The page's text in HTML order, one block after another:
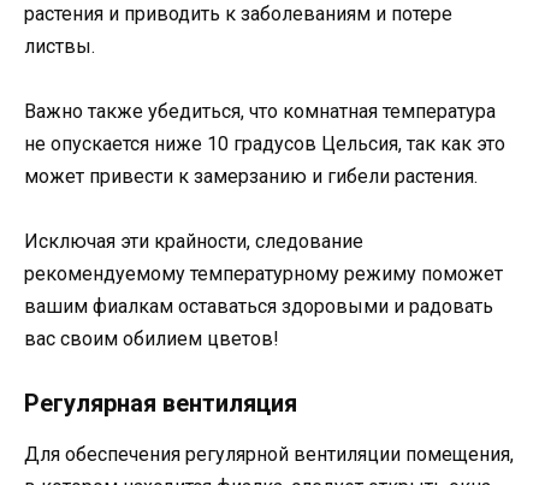
растения и приводить к заболеваниям и потере
листвы.
Важно также убедиться, что комнатная температура
не опускается ниже 10 градусов Цельсия, так как это
может привести к замерзанию и гибели растения.
Исключая эти крайности, следование
рекомендуемому температурному режиму поможет
вашим фиалкам оставаться здоровыми и радовать
вас своим обилием цветов!
Регулярная вентиляция
Для обеспечения регулярной вентиляции помещения,